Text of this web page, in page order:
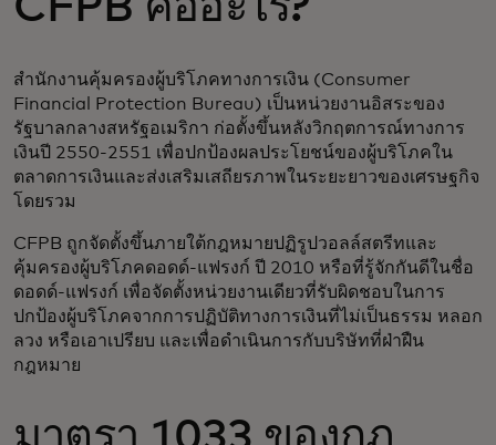
สำนักงานคุ้มครองผู้บริโภคทางการเงิน (Consumer
Financial Protection Bureau) เป็นหน่วยงานอิสระของ
รัฐบาลกลางสหรัฐอเมริกา ก่อตั้งขึ้นหลังวิกฤตการณ์ทางการ
เงินปี 2550-2551 เพื่อปกป้องผลประโยชน์ของผู้บริโภคใน
ตลาดการเงินและส่งเสริมเสถียรภาพในระยะยาวของเศรษฐกิจ
โดยรวม
CFPB ถูกจัดตั้งขึ้นภายใต้กฎหมายปฏิรูปวอลล์สตรีทและ
คุ้มครองผู้บริโภคดอดด์-แฟรงก์ ปี 2010 หรือที่รู้จักกันดีในชื่อ
ดอดด์-แฟรงก์ เพื่อจัดตั้งหน่วยงานเดียวที่รับผิดชอบในการ
ปกป้องผู้บริโภคจากการปฏิบัติทางการเงินที่ไม่เป็นธรรม หลอก
ลวง หรือเอาเปรียบ และเพื่อดำเนินการกับบริษัทที่ฝ่าฝืน
กฎหมาย